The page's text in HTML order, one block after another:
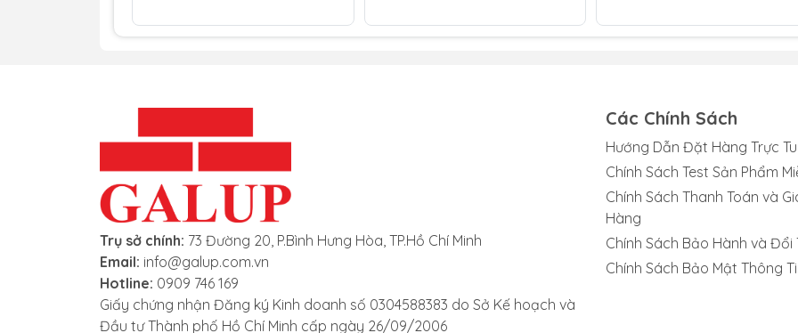
Sản xuất pin và thiết bị điện tử
Công việc bảo trì, làm sạch hệ thống chứa hóa chất
Không sử dụng trong môi trường thiếu oxy (dưới 19.5%) hoặc có nồng độ khí độc vượt giới hạn
phép của phin lọc.
Cần thay phin lọc định kỳ theo khuyến nghị hoặc khi cảm nhận có mùi khí độc.
Phải kết hợp với mặt nạ đúng chuẩn và đeo đúng cách để đạt hiệu quả bảo vệ tối đa.
Trụ sở chính: 73 Đường 20, P.Bình Hưng Hòa, TP.Hồ Chí Minh
Email: info@galup.com.vn
Hotline: 0909 746 169
Giấy chứng nhận Đăng ký Kinh doanh số 0304588383 do Sở Kế hoạch và
Đầu tư Thành phố Hồ Chí Minh cấp ngày 26/09/2006
Các Chính Sách
Hướng Dẫn Đặt Hàng Trực
Chính Sách Test Sản Phẩm
Chính Sách Thanh Toán và
Hàng
Chính Sách Bảo Hành và Đổi
Chính Sách Bảo Mật Thông